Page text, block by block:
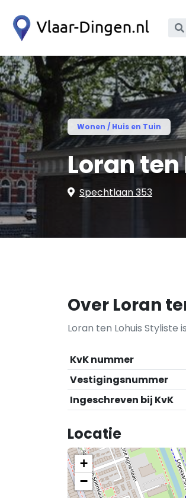
Wonen / Huis en Tuin
Loran
Spechtlaan 353
Over Loran
Loran ten Lohuis Styliste
KvK nummer
Vestigingsnummer
Ingeschreven bij KvK
Locatie
+
−